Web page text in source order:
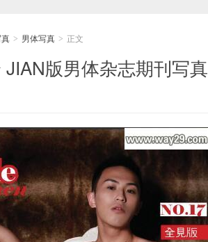
> 男体写真 > 正文
版男体杂志期刊写真